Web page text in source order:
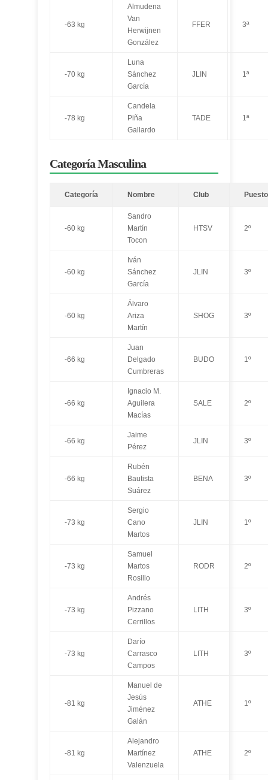
-63 kg
Almudena
Van
Herwijnen
González
FFER 3ª
-70 kg
Luna
Sánchez
García
JLIN 1ª
-78 kg
Candela
Piña
Gallardo
TADE 1ª
Categoría Masculina
Categoría Nombre Club Puesto
-60 kg
Sandro
Martín
Tocon
HTSV 2º
-60 kg
Iván
Sánchez
García
JLIN 3º
-60 kg
Álvaro
Ariza
Martín
SHOG 3º
-66 kg
Juan
Delgado
Cumbreras
BUDO 1º
-66 kg
Ignacio M.
Aguilera
Macías
SALE 2º
-66 kg
Jaime
Pérez
JLIN 3º
-66 kg
Rubén
Bautista
Suárez
BENA 3º
-73 kg
Sergio
Cano
Martos
JLIN 1º
-73 kg
Samuel
Martos
Rosillo
RODR 2º
-73 kg
Andrés
Pizzano
Cerrillos
LITH 3º
-73 kg
Darío
Carrasco
Campos
LITH 3º
-81 kg
Manuel de
Jesús
Jiménez
Galán
ATHE 1º
-81 kg
Alejandro
Martínez
Valenzuela
ATHE 2º